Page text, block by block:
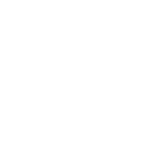
胞感染症の症例
原発閉塞隅角緑内障の症例